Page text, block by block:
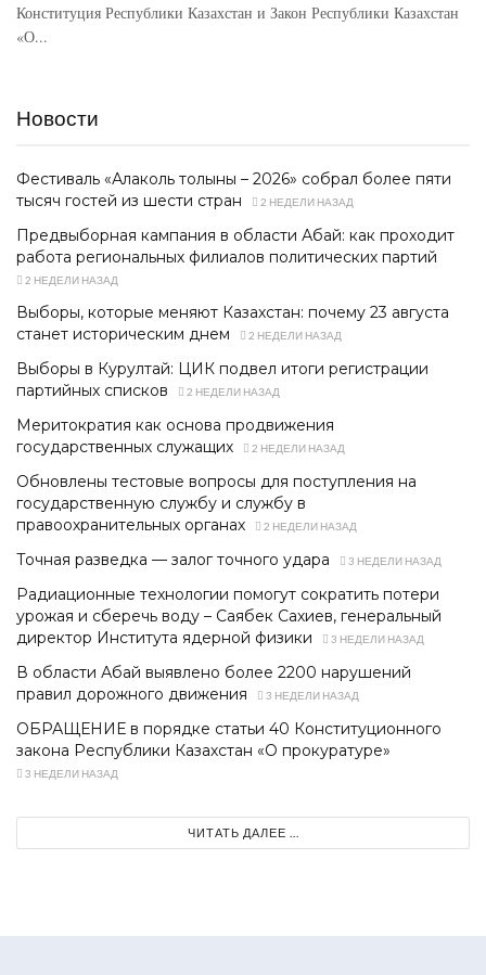
Конституция Республики Казахстан и Закон Республики Казахстан
«О...
Новости
Фестиваль «Алаколь толқыны – 2026» собрал более пяти
тысяч гостей из шести стран
2 НЕДЕЛИ НАЗАД
Предвыборная кампания в области Абай: как проходит
работа региональных филиалов политических партий
2 НЕДЕЛИ НАЗАД
Выборы, которые меняют Казахстан: почему 23 августа
станет историческим днем
2 НЕДЕЛИ НАЗАД
Выборы в Курултай: ЦИК подвел итоги регистрации
партийных списков
2 НЕДЕЛИ НАЗАД
Меритократия как основа продвижения
государственных служащих
2 НЕДЕЛИ НАЗАД
Обновлены тестовые вопросы для поступления на
государственную службу и службу в
правоохранительных органах
2 НЕДЕЛИ НАЗАД
Точная разведка — залог точного удара 3 НЕДЕЛИ НАЗАД
Радиационные технологии помогут сократить потери
урожая и сберечь воду – Саябек Сахиев, генеральный
директор Института ядерной физики
3 НЕДЕЛИ НАЗАД
В области Абай выявлено более 2200 нарушений
правил дорожного движения
3 НЕДЕЛИ НАЗАД
ОБРАЩЕНИЕ в порядке статьи 40 Конституционного
закона Республики Казахстан «О прокуратуре»
3 НЕДЕЛИ НАЗАД
ЧИТАТЬ ДАЛЕЕ ...